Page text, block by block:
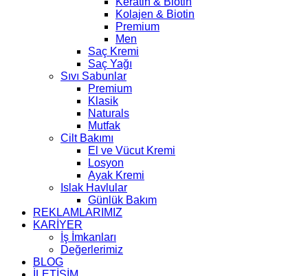
Kolajen & Biotin
Premium
Men
Saç Kremi
Saç Yağı
Sıvı Sabunlar
Premium
Klasik
Naturals
Mutfak
Cilt Bakımı
El ve Vücut Kremi
Losyon
Ayak Kremi
Islak Havlular
Günlük Bakım
REKLAMLARIMIZ
KARİYER
İş İmkanları
Değerlerimiz
BLOG